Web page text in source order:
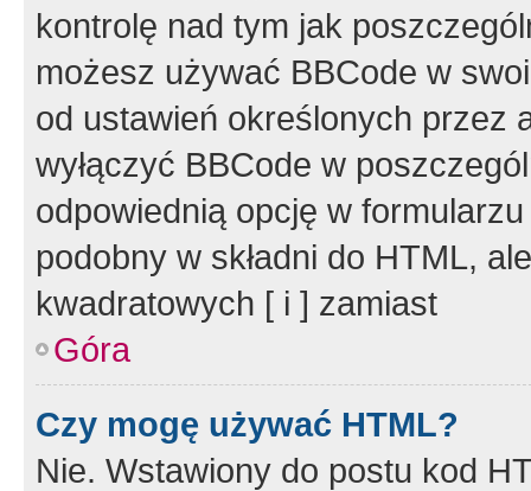
kontrolę nad tym jak
możesz używać BBCode w
od ustawień określonych przez
wyłączyć BBCode w
odpowiednią opcję w
podobny w składni do HTML,
kwadratowych [ i ] zamiast
Góra
Czy mogę używać HTML?
Nie. Wstawiony do postu kod